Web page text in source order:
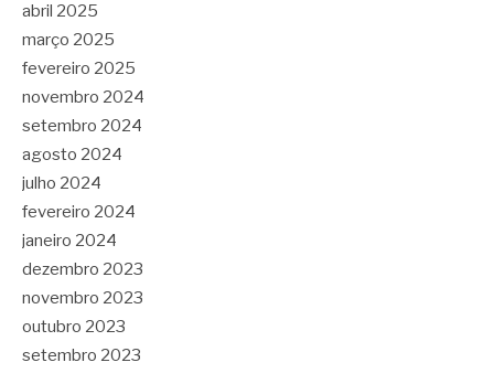
abril 2025
março 2025
fevereiro 2025
novembro 2024
setembro 2024
agosto 2024
julho 2024
fevereiro 2024
janeiro 2024
dezembro 2023
novembro 2023
outubro 2023
setembro 2023